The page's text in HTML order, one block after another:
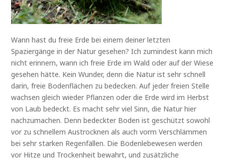
Wann hast du freie Erde bei einem deiner letzten
Spaziergänge in der Natur gesehen? Ich zumindest kann mich
nicht erinnern, wann ich freie Erde im Wald oder auf der Wiese
gesehen hätte. Kein Wunder, denn die Natur ist sehr schnell
darin, freie Bodenflächen zu bedecken. Auf jeder freien Stelle
wachsen gleich wieder Pflanzen oder die Erde wird im Herbst
von Laub bedeckt. Es macht sehr viel Sinn, die Natur hier
nachzumachen. Denn bedeckter Boden ist geschützt sowohl
vor zu schnellem Austrocknen als auch vorm Verschlämmen
bei sehr starken Regenfällen. Die Bodenlebewesen werden
vor Hitze und Trockenheit bewahrt, und zusätzliche